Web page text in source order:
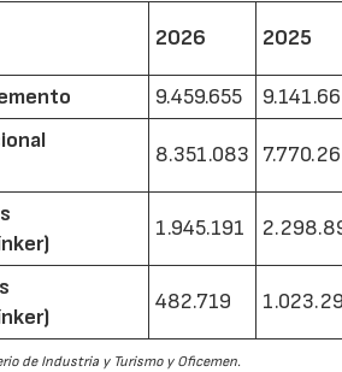
2026 2025
9.459.655
8.351.083
1.945.191
482.719
de Industria y Turismo y Oficemen.